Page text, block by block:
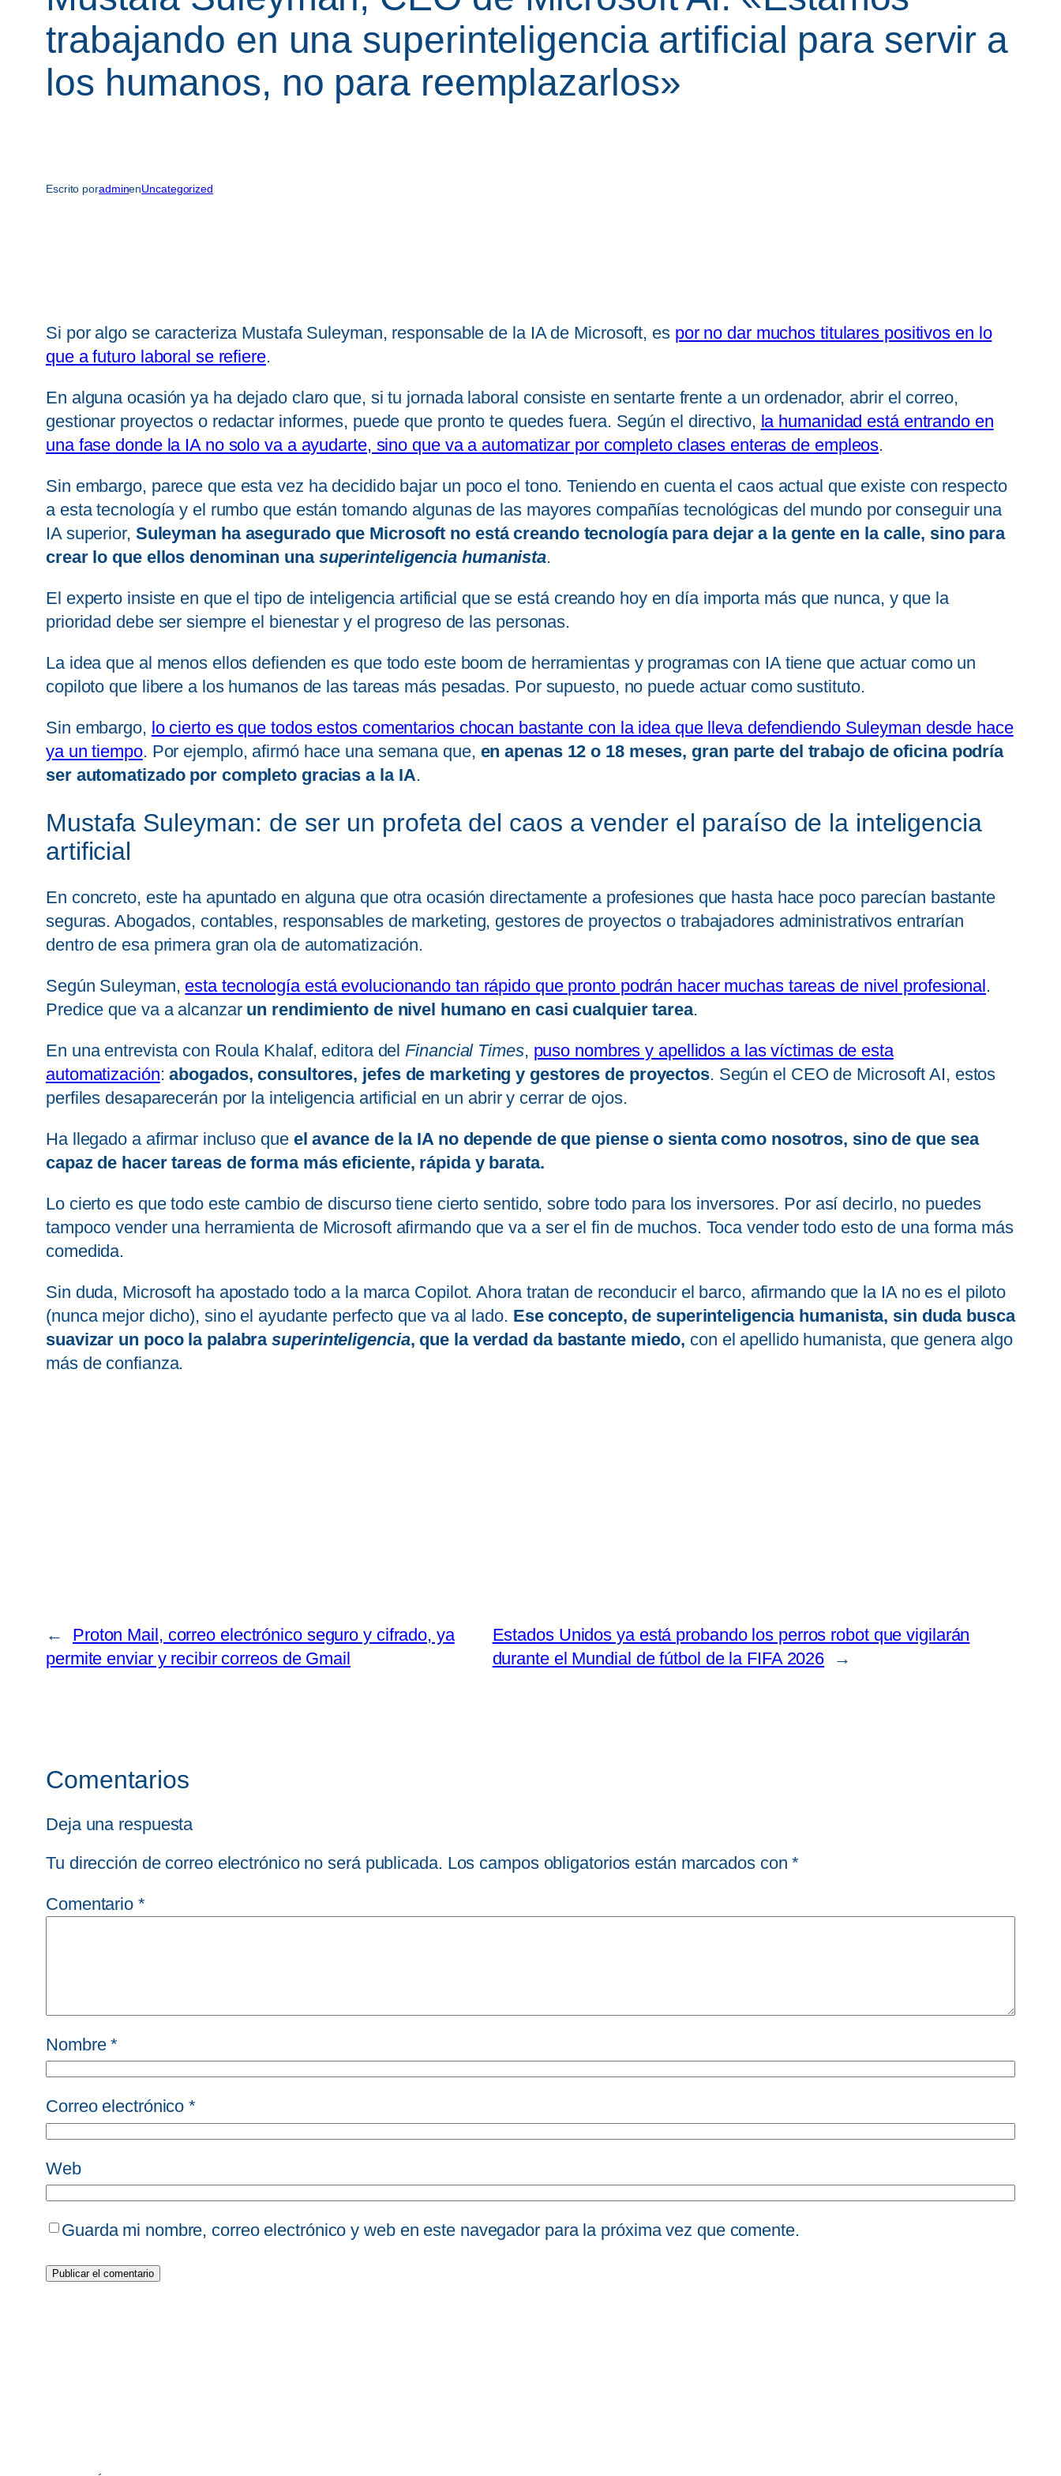
trabajando en una superinteligencia artificial para servir a
los humanos, no para reemplazarlos»
Escrito poradminenUncategorized
Si por algo se caracteriza Mustafa Suleyman, responsable de la IA de Microsoft, es por no dar muchos titulares positivos en lo
que a futuro laboral se refiere.
En alguna ocasión ya ha dejado claro que, si tu jornada laboral consiste en sentarte frente a un ordenador, abrir el correo,
gestionar proyectos o redactar informes, puede que pronto te quedes fuera. Según el directivo, la humanidad está entrando en
una fase donde la IA no solo va a ayudarte, sino que va a automatizar por completo clases enteras de empleos.
Sin embargo, parece que esta vez ha decidido bajar un poco el tono. Teniendo en cuenta el caos actual que existe con respecto
a esta tecnología y el rumbo que están tomando algunas de las mayores compañías tecnológicas del mundo por conseguir una
IA superior, Suleyman ha asegurado que Microsoft no está creando tecnología para dejar a la gente en la calle, sino para
crear lo que ellos denominan una superinteligencia humanista.
El experto insiste en que el tipo de inteligencia artificial que se está creando hoy en día importa más que nunca, y que la
prioridad debe ser siempre el bienestar y el progreso de las personas.
La idea que al menos ellos defienden es que todo este boom de herramientas y programas con IA tiene que actuar como un
copiloto que libere a los humanos de las tareas más pesadas. Por supuesto, no puede actuar como sustituto.
Sin embargo, lo cierto es que todos estos comentarios chocan bastante con la idea que lleva defendiendo Suleyman desde hace
ya un tiempo. Por ejemplo, afirmó hace una semana que, en apenas 12 o 18 meses, gran parte del trabajo de oficina podría
ser automatizado por completo gracias a la IA.
Mustafa Suleyman: de ser un profeta del caos a vender el paraíso de la inteligencia
artificial
En concreto, este ha apuntado en alguna que otra ocasión directamente a profesiones que hasta hace poco parecían bastante
seguras. Abogados, contables, responsables de marketing, gestores de proyectos o trabajadores administrativos entrarían
dentro de esa primera gran ola de automatización.
Según Suleyman, esta tecnología está evolucionando tan rápido que pronto podrán hacer muchas tareas de nivel profesional .
Predice que va a alcanzarun rendimiento de nivel humano en casi cualquier tarea.
En una entrevista con Roula Khalaf, editora delFinancial Times, puso nombres y apellidos a las víctimas de esta
automatización:abogados, consultores, jefes de marketing y gestores de proyectos. Según el CEO de Microsoft AI, estos
perfiles desaparecerán por la inteligencia artificial en un abrir y cerrar de ojos.
Ha llegado a afirmar incluso que el avance de la IA no depende de que piense o sienta como nosotros, sino de que sea
capaz de hacer tareas de forma más eficiente, rápida y barata.
Lo cierto es que todo este cambio de discurso tiene cierto sentido, sobre todo para los inversores. Por así decirlo, no puedes
tampoco vender una herramienta de Microsoft afirmando que va a ser el fin de muchos. Toca vender todo esto de una forma más
comedida.
Sin duda, Microsoft ha apostado todo a la marca Copilot. Ahora tratan de reconducir el barco, afirmando que la IA no es el piloto
(nunca mejor dicho), sino el ayudante perfecto que va al lado. Ese concepto, de superinteligencia humanista, sin duda busca
suavizar un poco la palabrasuperinteligencia, que la verdad da bastante miedo, con el apellido humanista, que genera algo
más de confianza.
←
Proton Mail, correo electrónico seguro y cifrado, ya
permite enviar y recibir correos de Gmail
Estados Unidos ya está probando los perros robot que vigilarán
durante el Mundial de fútbol de la FIFA 2026
→
Comentarios
Deja una respuesta
Tu dirección de correo electrónico no será publicada. Los campos obligatorios están marcados con*
Comentario *
Nombre*
Correo electrónico*
Web
Guarda mi nombre, correo electrónico y web en este navegador para la próxima vez que comente.